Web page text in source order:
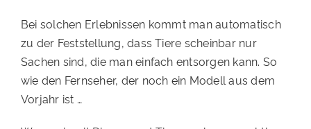
Bei solchen Erlebnissen kommt man automatisch
zu der Feststellung, dass Tiere scheinbar nur
Sachen sind, die man einfach entsorgen kann. So
wie den Fernseher, der noch ein Modell aus dem
Vorjahr ist …